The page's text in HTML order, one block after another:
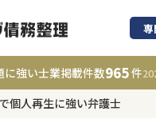
債
専
に強い士業掲載件数965件
個人再生に強い弁護士